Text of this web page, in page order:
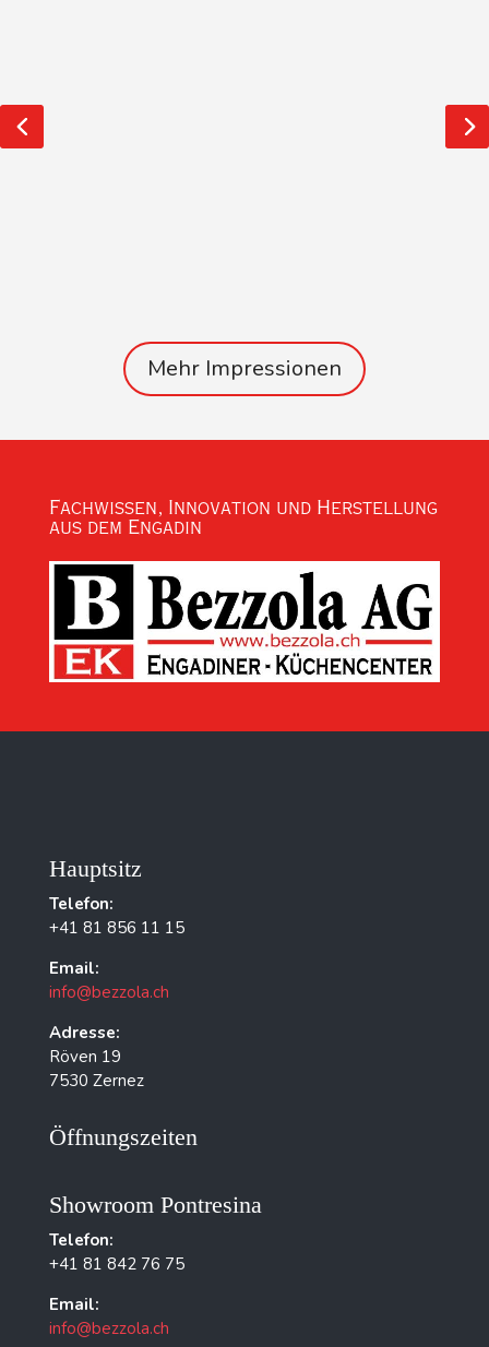
Mehr Impressionen
Fachwissen, Innovation und Herstellung
aus dem Engadin
Hauptsitz
Telefon:
+41 81 856 11 15
Email:
info@bezzola.ch
Adresse:
Röven 19
7530 Zernez
Öffnungszeiten
Showroom Pontresina
Telefon:
+41 81 842 76 75
Email:
info@bezzola.ch